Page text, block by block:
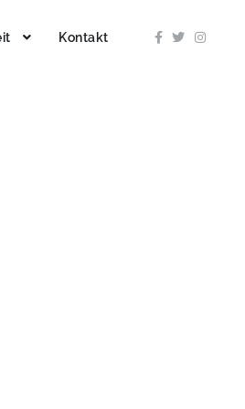
Kontakt